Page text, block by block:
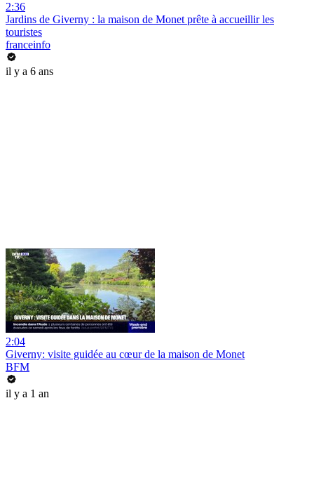
2:36
Jardins de Giverny : la maison de Monet prête à accueillir les
touristes
franceinfo
il y a 6 ans
2:04
Giverny: visite guidée au cœur de la maison de Monet
BFM
il y a 1 an